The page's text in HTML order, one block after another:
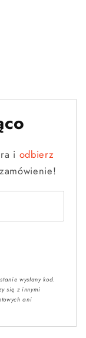
i odbierz
wysłany kod.
się z innymi
ani